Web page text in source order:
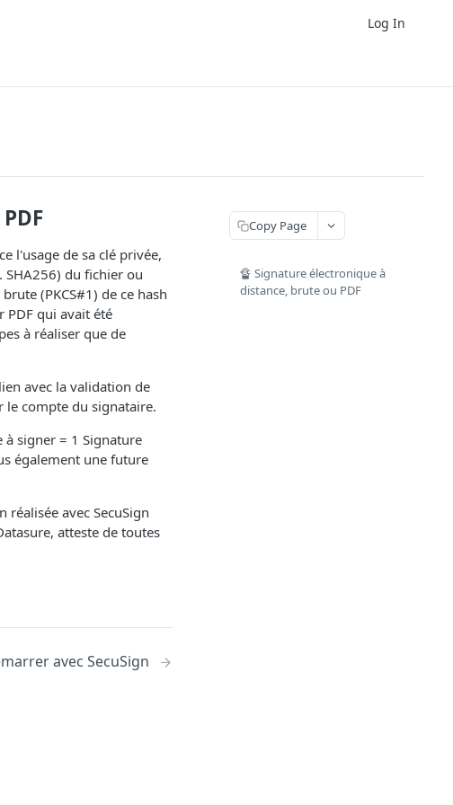
Log In
l'usage de sa clé privée,
SHA256) du fichier ou
(PKCS#1) de ce hash
PDF qui avait été
à réaliser que de
avec la validation de
le compte du signataire.
à signer = 1 Signature
également une future
avec SecuSign
atteste de toutes
avec SecuSign
Copy Page
🔏 Signature électronique à
distance, brute ou PDF